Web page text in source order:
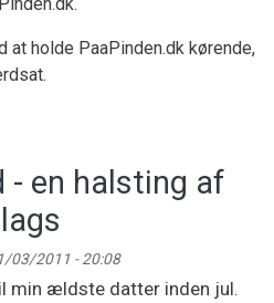
holde PaaPinden.dk kørende,
- en halsting af
03/2011 - 20:08
min ældste datter inden jul.